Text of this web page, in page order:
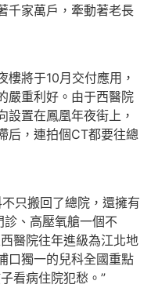
千家萬戶，牽動著老長
將于10月交付應用，
嚴重利好。由于西醫院
設置在鳳凰年夜街上，
后，連拍個CT都要往總
只搬回了總院，還擁有
、高壓氧艙一個不
醫院往年進級為江北地
口獨一的兒科全國重點
看病住院犯愁。”